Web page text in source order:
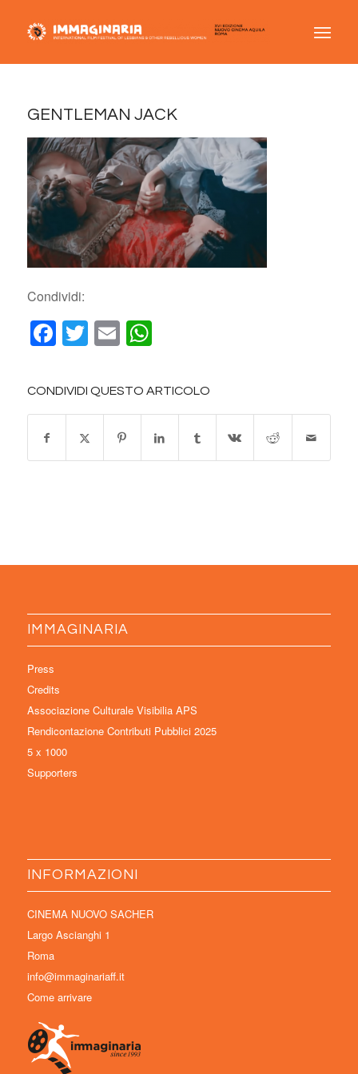
GENTLEMAN JACK
Condividi:
Facebook
Twitter
EmailWhatsApp
CONDIVIDI QUESTO ARTICOLO
IMMAGINARIA
Press
Credits
Associazione Culturale Visibilia APS
Rendicontazione Contributi Pubblici 2025
5 x 1000
Supporters
INFORMAZIONI
CINEMA NUOVO SACHER
Largo Ascianghi 1
Roma
info@immaginariaff.it
Come arrivare